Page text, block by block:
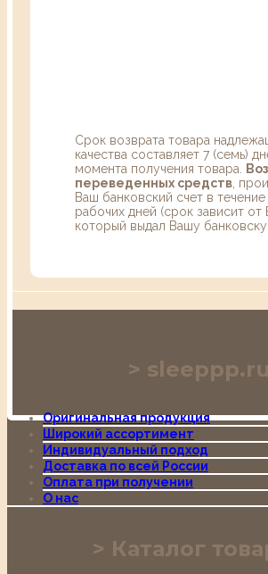
Срок возврата товара
качества составляет 7 (семь)
момента получения товара.
переведенных средств ,
Ваш банковский счет в
рабочих дней (срок зависит от
который выдал Вашу
sleeppp.ru
Оригинальная продукция
Широкий ассортимент
Индивидуальный подход
Доставка по всей России
Оплата при получении
О нас
Каталог